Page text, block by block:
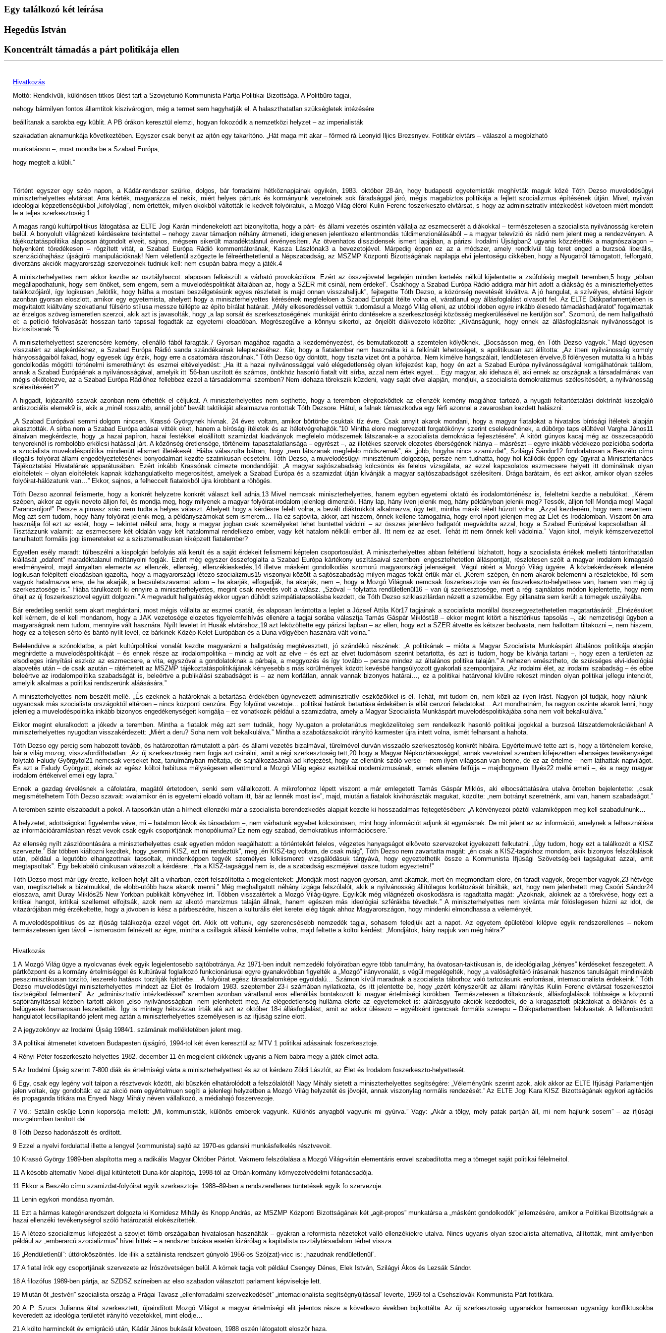
Egy találkozó két leírása
Hegedûs István
Koncentrált támadás a párt politikája ellen
Hivatkozás
Mottó: Rendkívüli, különösen titkos ülést tart a Szovjetunió Kommunista Pártja Politikai Bizottsága. A Politbüro tagjai,
nehogy bármilyen fontos államtitok kiszivárogjon, még a termet sem hagyhatják el. A halaszthatatlan szükségletek intézésére
beállítanak a sarokba egy küblit. A PB órákon keresztül elemzi, hogyan fokozódik a nemzetközi helyzet – az imperialisták
szakadatlan aknamunkája következtében. Egyszer csak benyit az ajtón egy takarítóno. „Hát maga mit akar – förmed rá Leonyid Iljics Brezsnyev. Fotitkár elvtárs – válaszol a megbízható
munkatársno –, most mondta be a Szabad Európa,
hogy megtelt a kübli.”
Történt egyszer egy szép napon, a Kádár-rendszer szürke, dolgos, bár forradalmi hétköznapjainak egyikén, 1983. október 28-án, hogy budapesti egyetemisták meghívták maguk közé Tóth Dezso muvelodésügyi
miniszterhelyettes elvtársat. Arra kérték, magyarázza el nekik, miért helyes pártunk és kormányunk vezetoinek sok fáradsággal járó, mégis magabiztos politikája a fejlett szocializmus építésének útján. Mivel, nyilván
ideológiai képzetlenségükbol „kifolyólag”, nem értették, milyen okokból váltották le kedvelt folyóiratuk, a Mozgó Világ élérol Kulin Ferenc foszerkeszto elvtársat, s hogy az adminisztratív intézkedést követoen miért mondott
le a teljes szerkesztoség.1
A magas rangú kultúrpolitikus látogatása az ELTE Jogi Karán mindenekelott azt bizonyította, hogy a párt- és állami vezetés oszintén vállalja az eszmecserét a diákokkal – természetesen a szocialista nyilvánosság keretein
belül. A bonyolult világnézeti kérdésekre tekintettel – nehogy zavar támadjon néhány átmeneti, ideiglenesen jelentkezo ellentmondás túldimenzionálásából – a magyar televízió és rádió nem jelent meg a rendezvényen. A
tájékoztatáspolitika alaposan átgondolt elveit, sajnos, mégsem sikerült maradéktalanul érvényesíteni. Az ötvenhatos disszidensek ismert lapjában, a párizsi Irodalmi Újságban2 ugyanis közzétették a magnószalagon –
helyenként töredékesen – rögzített vitát, a Szabad Európa Rádió kommentátorának, Kasza Lászlónak3 a bevezetojével. Márpedig éppen ez az a módszer, amely rendkívül tág teret enged a burzsoá liberális,
szenzációhajhász újságírói manipulációknak! Nem véletlenül szögezte le félreérthetetlenül a Népszabadság, az MSZMP Központi Bizottságának napilapja elvi jelentoségu cikkében, hogy a Nyugatról támogatott, felforgató,
diverzáns akciók magyarországi szervezoinek tudniuk kell: nem csupán babra megy a játék.4
A miniszterhelyettes nem akkor kezdte az osztályharcot: alaposan felkészült a várható provokációkra. Ezért az összejövetel legelején minden kertelés nélkül kijelentette a zsúfolásig megtelt teremben,5 hogy „abban
megállapodhatunk, hogy sem önöket, sem engem, sem a muvelodéspolitikát általában az, hogy a SZER mit csinál, nem érdekel”. Csakhogy a Szabad Európa Rádió addigra már hírt adott a diákság és a miniszterhelyettes
találkozójáról, így logikusan „felötlik, hogy hátha a mostani beszélgetésünk egyes részleteit is majd onnan visszahalljuk”, fejtegette Tóth Dezso, a közönség nevetését kiváltva. A jó hangulat, a szívélyes, elvtársi légkör
azonban gyorsan eloszlott, amikor egy egyetemista, ahelyett hogy a miniszterhelyettes kérésének megfeleloen a Szabad Európát ítélte volna el, váratlanul egy állásfoglalást olvasott fel. Az ELTE Diákparlamentjében is
megvitatott kiáltvány szokatlanul fülsérto stílusa messze túllépte az építo bírálat határait. „Mély elkeseredéssel vettük tudomásul a Mozgó Világ elleni, az utóbbi idoben egyre inkább élesedo támadáshadjáratot” fogalmaztak
az érzelgos szöveg ismeretlen szerzoi, akik azt is javasolták, hogy „a lap sorsát és szerkesztoségének munkáját érinto döntésekre a szerkesztoségi közösség megkerülésével ne kerüljön sor”. Szomorú, de nem hallgatható
el: a petíció felolvasását hosszan tartó tapssal fogadták az egyetemi eloadóban. Megrészegülve a könnyu sikertol, az önjelölt diákvezeto közölte: „Kívánságunk, hogy ennek az állásfoglalásnak nyilvánosságot is
biztosítsanak.”6
A miniszterhelyettest szerencsére kemény, ellenálló fából faragták.7 Gyorsan magához ragadta a kezdeményezést, és bemutatkozott a szemtelen kölyöknek. „Bocsásson meg, én Tóth Dezso vagyok.” Majd ügyesen
visszatért az alapkérdéshez, a Szabad Európa Rádió sanda szándékainak leleplezéséhez. Kár, hogy a fiatalember nem használta ki a felkínált lehetoséget, s apolitikusan azt állította: „Az itteni nyilvánosság komoly
hiányosságaiból fakad, hogy egyesek úgy érzik, hogy erre a csatornára rászorulnak.” Tóth Dezso úgy döntött, hogy tiszta vizet önt a pohárba. Nem kímélve hangszálait, lendületesen érvelve,8 fölényesen mutatta ki a hibás
gondolkodás mögötti történelmi ismerethiányt és eszmei eltévelyedést: „Ha itt a hazai nyilvánossággal való elégedetlenség olyan kifejezést kap, hogy én azt a Szabad Európa nyilvánosságával korrigálhatónak találom,
annak a Szabad Európáénak a nyilvánosságával, amelyik itt ’56-ban uszított és számos, önökhöz hasonló fiatalt vitt sírba, azzal nem értek egyet… Egy magyar, aki idehaza él, aki ennek az országnak a társadalmának van
mégis elkötelezve, az a Szabad Európa Rádióhoz fellebbez ezzel a társadalommal szemben? Nem idehaza törekszik küzdeni, vagy saját elvei alapján, mondjuk, a szocialista demokratizmus szélesítéséért, a nyilvánosság
szélesítéséért?”
A higgadt, kijózanító szavak azonban nem érhették el céljukat. A miniszterhelyettes nem sejthette, hogy a teremben elrejtozködtek az ellenzék kemény magjához tartozó, a nyugati feltartóztatási doktrínát kiszolgáló
antiszociális elemek9 is, akik a „minél rosszabb, annál jobb” bevált taktikáját alkalmazva rontottak Tóth Dezsore. Hátul, a falnak támaszkodva egy férfi azonnal a zavarosban kezdett halászni:
„A Szabad Európával semmi dolgom nincsen. Krassó Györgynek hívnak. 24 éves voltam, amikor börtönbe csuktak tíz évre. Csak annyit akarok mondani, hogy a magyar fiatalokat a hivatalos bírósági ítéletek alapján
akasztották. A sírba nem a Szabad Európa adásai vitték oket, hanem a bírósági ítéletek és az ítéletvégrehajtók.”10 Mintha elore megtervezett forgatókönyv szerint cselekednének, a dübörgo taps elültével Vargha János11
álnaivan megkérdezte, hogy „a hazai papíron, hazai festékkel eloállított szamizdat kiadványok megfelelo módszernek látszanak-e a szocialista demokrácia fejlesztésére”. A kitört gúnyos kacaj még az összecsapódó
tenyereknél is rombolóbb erkölcsi hatással járt. A közönség éretlensége, történelmi tapasztalatlansága – egyrészt –, az illetékes szervek elozetes éberségének hiánya – másrészt – egyre inkább védekezo pozícióba sodorta
a szocialista muvelodéspolitika mindenütt elismert illetékesét. Hiába válaszolta bátran, hogy „nem látszanak megfelelo módszernek”, és „jobb, hogyha nincs szamizdat”, Szilágyi Sándor12 fondorlatosan a Beszélo címu
illegális folyóirat állami engedélyeztetésének bonyodalmait kezdte szatirikusan ecsetelni. Tóth Dezso, a muvelodésügyi minisztérium dolgozója, persze nem tudhatta, hogy hol kallódik éppen egy ügyirat a Minisztertanács
Tájékoztatási Hivatalának apparátusában. Ezért inkább Krassónak címezte mondandóját: „A magyar sajtószabadság kölcsönös és felelos vizsgálata, az ezzel kapcsolatos eszmecsere helyett itt dominálnak olyan
eloítéletek – olyan eloítéletek kapnak közhangulatkelto megerosítést, amelyek a Szabad Európa és a szamizdat útján kívánják a magyar sajtószabadságot szélesíteni. Drága barátaim, és ezt akkor, amikor olyan széles
folyóirat-hálózatunk van…” Ekkor, sajnos, a felheccelt fiatalokból újra kirobbant a röhögés.
Tóth Dezso azonnal felismerte, hogy a konkrét helyzetre konkrét választ kell adnia.13 Mivel nemcsak miniszterhelyettes, hanem egyben egyetemi oktató és irodalomtörténész is, feleltetni kezdte a nebulókat. „Kérem
szépen, akkor az egyik neveto álljon fel, és mondja meg, hogy milyenek a magyar folyóirat-irodalom jelenlegi dimenziói. Hány lap, hány íven jelenik meg, hány példányban jelenik meg? Tessék, álljon fel! Mondja meg! Maga!
Parancsoljon!” Persze a pimasz srác nem tudta a helyes választ. Ahelyett hogy a kérdésre felelt volna, a bevált diáktrükköt alkalmazva, úgy tett, mintha másik tételt húzott volna. „Azzal kezdeném, hogy nem nevettem.
Meg azt sem tudom, hogy hány folyóirat jelenik meg, a példányszámokat sem ismerem… Ha ez sajtóvita, akkor, azt hiszem, önnek kellene támogatnia, hogy errol riport jelenjen meg az Élet és Irodalomban. Viszont ön arra
használja föl ezt az estét, hogy – tekintet nélkül arra, hogy a magyar jogban csak személyeket lehet buntettel vádolni – az összes jelenlévo hallgatót megvádolta azzal, hogy a Szabad Európával kapcsolatban áll…
Tisztázzunk valamit: az eszmecsere két oldalán vagy két hatalommal rendelkezo ember, vagy két hatalom nélküli ember áll. Itt nem ez az eset. Tehát itt nem önnek kell vádolnia.” Vajon kitol, melyik kémszervezettol
tanulhatott formális jogi ismereteket ez a szisztematikusan kiképzett fiatalember?
Egyetlen esély maradt: túlbeszélni a kispolgári befolyás alá került és a saját érdekeit felismerni képtelen csoportosulást. A miniszterhelyettes abban feltétlenül bízhatott, hogy a szocialista értékek melletti tántoríthatatlan
kiállását „odafent” maradéktalanul méltányolni fogják. Ezért még egyszer összefoglalta a Szabad Európa kártékony uszításaival szembeni engesztelhetetlen álláspontját, részletesen szólt a magyar irodalom kimagasló
eredményeirol, majd árnyaltan elemezte az ellenzék, ellenség, ellenzékieskedés,14 illetve másként gondolkodás szomorú magyarországi jelenségeit. Végül rátért a Mozgó Világ ügyére. A közbekérdezések ellenére
logikusan felépített eloadásban igazolta, hogy a magyarországi létezo szocializmus15 viszonyai között a sajtószabadság milyen magas fokát értük már el. „Kérem szépen, én nem akarok belemenni a részletekbe, föl sem
vagyok hatalmazva erre, de ha akarják, a becsületszavamat adom – ha akarják, elfogadják, ha akarják, nem –, hogy a Mozgó Világnak nemcsak foszerkesztoje van és foszerkeszto-helyettese van, hanem van még új
szerkesztosége is.” Hiába tárulkozott ki ennyire a miniszterhelyettes, megint csak nevetés volt a válasz. „Szóval – folytatta rendületlenül16 – van új szerkesztosége, mert a régi sajnálatos módon kijelentette, hogy nem
óhajt az új foszerkesztovel együtt dolgozni.” A megvadult hallgatóság ekkor ugyan dühödt szimpátiatapsolásba kezdett, de Tóth Dezso sziklaszilárdan nézett a szemükbe. Egy pillanatra sem került a tömegek uszályába.
Bár eredetileg senkit sem akart megbántani, most mégis vállalta az eszmei csatát, és alaposan lerántotta a leplet a József Attila Kör17 tagjainak a szocialista morállal összeegyeztethetetlen magatartásáról: „Elnézésüket
kell kérnem, de el kell mondanom, hogy a JAK vezetosége elozetes figyelemfelhívás ellenére a tagjai sorába választja Tamás Gáspár Miklóst18 – ekkor megint kitört a hisztérikus tapsolás –, aki nemzetiségi ügyben a
magyarságnak nem tudom, mennyire vált hasznára. Nyílt levelet írt Husák elvtárshoz,19 azt leközöltette egy párizsi lapban – az ellen, hogy ezt a SZER átvette és kétszer beolvasta, nem hallottam tiltakozni –, nem hiszem,
hogy ez a teljesen sérto és bántó nyílt levél, ez bárkinek Közép-Kelet-Európában és a Duna völgyében hasznára vált volna.”
Belelendülve a szónoklatba, a párt kultúrpolitikai vonalát kezdte magyarázni a hallgatóság megtévesztett, jó szándékú részének: „A politikának – mióta a Magyar Szocialista Munkáspárt általános politikája alapján
meghirdette a muvelodéspolitikáját – és ennek része az irodalompolitika – mindig az volt az elve – és ezt az elvet tudomásom szerint betartotta, és azt is tudom, hogy be kívánja tartani –, hogy ezen a területen az
elsodleges irányítási eszköz az eszmecsere, a vita, egyszóval a gondolatoknak a párbaja, a meggyozés és így tovább – persze mindez az általános politika talaján.” A nehezen emésztheto, de szükséges elvi-ideológiai
alapvetés után – de csak azután – rátérhetett az MSZMP tájékoztatáspolitikájának kényesebb s más körülmények között kevésbé hangsúlyozott gyakorlati szempontjaira. „Az irodalmi élet, az irodalmi szabadság – és ebbe
beleértve az irodalompolitika szabadságát is, beleértve a publikálási szabadságot is – az nem korlátlan, annak vannak bizonyos határai…, ez a politikai határvonal kívülre rekeszt minden olyan politikai jellegu intenciót,
amelyik alkalmas a politikai rendszerünk aláásására.”
A miniszterhelyettes nem beszélt mellé. „És ezeknek a határoknak a betartása érdekében úgynevezett adminisztratív eszközökkel is él. Tehát, mit tudom én, nem közli az ilyen írást. Nagyon jól tudják, hogy nálunk –
ugyancsak más szocialista országoktól eltéroen – nincs központi cenzúra. Egy folyóirat vezetoje… politikai határok betartása érdekében is ellát cenzori feladatokat… Azt mondhatnám, ha nagyon oszinte akarok lenni, hogy
jelenleg a muvelodéspolitika inkább bizonyos engedékenységeit korrigálja – ez vonatkozik például a szamizdatra, amely a Magyar Szocialista Munkáspárt muvelodéspolitikájába soha nem volt bekalkulálva.”
Ekkor megint eluralkodott a jókedv a teremben. Mintha a fiatalok még azt sem tudnák, hogy Nyugaton a proletariátus megközelítoleg sem rendelkezik hasonló politikai jogokkal a burzsoá látszatdemokráciákban! A
miniszterhelyettes nyugodtan visszakérdezett: „Miért a deru? Soha nem volt bekalkulálva.” Mintha a szabotázsakciót irányító karmester újra intett volna, ismét felharsant a hahota.
Tóth Dezso egy percig sem habozott tovább, és határozottan rámutatott a párt- és állami vezetés bizalmával, türelmével durván visszaélo szerkesztoség konkrét hibáira. Egyértelmuvé tette azt is, hogy a történelem kereke,
bár a világ mozog, visszafordíthatatlan: „Az új szerkesztoség nem fogja azt csinálni, amit a régi szerkesztoség tett,20 hogy a Magyar Népköztársasággal, annak vezetoivel szemben kifejezetten ellenséges tevékenységet
folytató Faludy Györgytol21 nemcsak verseket hoz, tanulmányban méltatja, de sajnálkozásának ad kifejezést, hogy az ellenünk szóló versei – nem ilyen világosan van benne, de ez az értelme – nem láthattak napvilágot.
És azt a Faludy Györgyöt, akinek az egész költoi habitusa mélységesen ellentmond a Mozgó Világ egész esztétikai modernizmusának, ennek ellenére felfújja – majdhogynem Illyés22 mellé emeli –, és a nagy magyar
irodalom értékeivel emeli egy lapra.”
Ennek a gazdag érvelésnek a cáfolatára, magától értetodoen, senki sem vállalkozott. A mikrofonhoz lépett viszont a már emlegetett Tamás Gáspár Miklós, aki elbocsáttatására utalva öntelten bejelentette: „csak
megismételhetem Tóth Dezso szavait: »valamikor én is egyetemi eloadó voltam itt, bár az lennék most is«”, majd, miután a fiatalok kivihorászták magukat, közölte: „nem botrányt szeretnénk, ami van, hanem szabadságot.”
A teremben szinte elszabadult a pokol. A tapsorkán után a hírhedt ellenzéki már a szocialista berendezkedés alapjait kezdte ki hosszadalmas fejtegetésében: „A kérvényezoi póztól valamiképpen meg kell szabadulnunk…
A helyzetet, adottságokat figyelembe véve, mi – hatalmon lévok és társadalom –, nem várhatunk egyebet kölcsönösen, mint hogy információt adjunk át egymásnak. De mit jelent az az információ, amelynek a felhasználása
az információáramlásban részt vevok csak egyik csoportjának monopóliuma? Ez nem egy szabad, demokratikus információcsere.”
Az ellenség nyílt zászlóbontására a miniszterhelyettes csak egyetlen módon reagálhatott: a történtekért felelos, végzetes hanyagságot elköveto szervezoket igyekezett felkutatni. „Úgy tudom, hogy ezt a találkozót a KISZ
szervezte.” Bár többen kiáltozni kezdtek, hogy „semmi KISZ, ezt mi rendeztük”, meg „én KISZ-tag voltam, de csak máig”, Tóth Dezso nem zavartatta magát: „én csak a KISZ-tagokhoz mondom, akik bizonyos felszólalások
után, például a legutóbb elhangzottnak tapsoltak, mindenképpen tegyék személyes lelkiismereti vizsgálódásuk tárgyává, hogy egyeztethetik össze a Kommunista Ifjúsági Szövetség-beli tagságukat azzal, amit
megtapsoltak”. Egy bekiabáló cinikusan válaszolt a kérdésre: „Ha a KISZ-tagsággal nem is, de a szabadság eszméjével össze tudom egyeztetni!”
Tóth Dezso most már úgy érezte, kelloen helyt állt a viharban, ezért felszólította a megjelenteket: „Mondják most nagyon gyorsan, amit akarnak, mert én megmondtam elore, én fáradt vagyok, öregember vagyok,23 hétvége
van, megtiszteltek a bizalmukkal, de elobb-utóbb haza akarok menni.” Még meghallgatott néhány izgága felszólalót, akik a nyilvánosság állítólagos korlátozását bírálták, azt, hogy nem jelenhetett meg Csoóri Sándor24
eloszava, amit Duray Miklós25 New Yorkban publikált könyvéhez írt. Többen visszatértek a Mozgó Világ-ügyre. Egyikük még világnézeti okoskodásra is ragadtatta magát: „Azoknak, akiknek az a törekvése, hogy ezt a
kritikai hangot, kritikai szellemet elfojtsák, azok nem az alkotó marxizmus talaján állnak, hanem egészen más ideológiai szférákba tévedtek.” A miniszterhelyettes nem kívánta már fölöslegesen húzni az idot, de
vitazárójában még érzékeltette, hogy a jövoben is kész a párbeszédre, hiszen a kulturális élet keretei elég tágak ahhoz Magyarországon, hogy mindenki elmondhassa a véleményét.
A muvelodéspolitikus és az ifjúság találkozója ezzel véget ért. Akik ott voltunk, egy szerencsésebb nemzedék tagjai, sohasem feledjük azt a napot. Az egyetem épületébol kilépve egyik rendszerellenes – nekem
természetesen igen távoli – ismerosöm felnézett az égre, mintha a csillagok állását kémlelte volna, majd feltette a költoi kérdést: „Mondjátok, hány napjuk van még hátra?”
Hivatkozás
1 A Mozgó Világ ügye a nyolcvanas évek egyik legjelentosebb sajtóbotránya. Az 1971-ben indult nemzedéki folyóiratban egyre több tanulmány, ha óvatosan-taktikusan is, de ideológiailag „kényes” kérdéseket feszegetett. A
pártközpont és a kormány értelmiséggel és kultúrával foglalkozó funkcionáriusai egyre gyanakvóbban figyelték a „Mozgó” irányvonalát, s végül megelégelték, hogy „a valóságfeltáró írásainak hasznos tanulságait mindinkább
pesszimisztikusan torzító, leszerelo hatások torzítják háttérbe… A folyóirat egész társadalomképe egyoldalú… Számon kívül maradnak a szocialista táborhoz való tartozásunk eroforrásai, internacionalista érdekeink.” Tóth
Dezso muvelodésügyi miniszterhelyettes mindezt az Élet és Irodalom 1983. szeptember 23-i számában nyilatkozta, és itt jelentette be, hogy „ezért kényszerült az állami irányítás Kulin Ferenc elvtársat foszerkesztoi
tisztségébol felmenteni”. Az „adminisztratív intézkedéssel” szemben azonban váratlanul eros ellenállás bontakozott ki magyar értelmiségi körökben. Természetesen a tiltakozások, állásfoglalások többsége a központi
sajtóirányítással kézben tartott akkori „elso nyilvánosságban” nem jelenhetett meg. Az elégedetlenség hulláma elérte az egyetemeket is: aláírásgyujto akciók kezdodtek, de a kiragasztott plakátokat a dékánok és a
belügyesek hamarosan leszedették. Így is mintegy hétszázan írták alá azt az október 18-i állásfoglalást, amit az akkor ülésezo – egyébként igencsak formális szerepu – Diákparlamentben felolvastak. A felforrósodott
hangulatot lecsillapítandó jelent meg aztán a miniszterhelyettes személyesen is az ifjúság színe elott.
2 A jegyzokönyv az Irodalmi Újság 1984/1. számának mellékletében jelent meg.
3 A politikai átmenetet követoen Budapesten újságíró, 1994-tol két éven keresztül az MTV 1 politikai adásainak foszerkesztoje.
4 Rényi Péter foszerkeszto-helyettes 1982. december 11-én megjelent cikkének ugyanis a Nem babra megy a játék címet adta.
5 Az Irodalmi Újság szerint 7-800 diák és értelmiségi várta a miniszterhelyettest és az ot kérdezo Zöldi Lászlót, az Élet és Irodalom foszerkeszto-helyettesét.
6 Egy, csak egy legény volt talpon a résztvevok között, aki büszkén elhatárolódott a felszólalótól! Nagy Mihály sietett a miniszterhelyettes segítségére: „Véleményünk szerint azok, akik akkor az ELTE Ifjúsági Parlamentjén
jelen voltak, úgy gondolták: ez az akció nem egyértelmuen segíti a jelenlegi helyzetben a Mozgó Világ helyzetét és jövojét, annak viszonylag normális rendezését.” Az ELTE Jogi Kara KISZ Bizottságának egykori agitációs
és propaganda titkára ma Enyedi Nagy Mihály néven vállalkozó, a médiahajó foszervezoje.
7 Vö.: Sztálin esküje Lenin koporsója mellett: „Mi, kommunisták, különös emberek vagyunk. Különös anyagból vagyunk mi gyúrva.” Vagy: „Akár a tölgy, mely patak partján áll, mi nem hajlunk sosem” – az ifjúsági
mozgalomban tanított dal.
8 Tóth Dezso hadonászott és ordított.
9 Ezzel a nyelvi fordulattal illette a lengyel (kommunista) sajtó az 1970-es gdanski munkásfelkelés résztvevoit.
10 Krassó György 1989-ben alapította meg a radikális Magyar Október Pártot. Vakmero felszólalása a Mozgó Világ-vitán elementáris erovel szabadította meg a tömeget saját politikai félelmeitol.
11 A késobb alternatív Nobel-díjjal kitüntetett Duna-kör alapítója, 1998-tól az Orbán-kormány környezetvédelmi fotanácsadója.
11 Ekkor a Beszélo címu szamizdat-folyóirat egyik szerkesztoje. 1988–89-ben a rendszerellenes tüntetések egyik fo szervezoje.
11 Lenin egykori mondása nyomán.
11 Ezt a hármas kategóriarendszert dolgozta ki Kornidesz Mihály és Knopp András, az MSZMP Központi Bizottságának két „agit-propos” munkatársa a „másként gondolkodók” jellemzésére, amikor a Politikai Bizottságnak a
hazai ellenzéki tevékenységrol szóló határozatát elokészítették.
15 A létezo szocializmus kifejezést a szovjet tömb országaiban hivatalosan használták – gyakran a reformista nézeteket valló ellenzékiekre utalva. Nincs ugyanis olyan szocialista alternatíva, állították, mint amilyenben
például az „emberarcú szocializmus” hívei hittek – a rendszer bukása esetén kizárólag a kapitalista osztálytársadalom térhet vissza.
16 „Rendületlenül”: úttöroköszöntés. Ide illik a sztálinista rendszert gúnyoló 1956-os Szó(zat)-vicc is: „hazudnak rendületlenül”.
17 A fiatal írók egy csoportjának szervezete az Írószövetségen belül. A körnek tagja volt például Csengey Dénes, Elek István, Szilágyi Ákos és Lezsák Sándor.
18 A filozófus 1989-ben pártja, az SZDSZ színeiben az elso szabadon választott parlament képviseloje lett.
19 Miután öt „testvéri” szocialista ország a Prágai Tavasz „ellenforradalmi szervezkedését” „internacionalista segítségnyújtással” leverte, 1969-tol a Csehszlovák Kommunista Párt fotitkára.
20 A P. Szucs Julianna által szerkesztett, újraindított Mozgó Világot a magyar értelmiségi elit jelentos része a következo években bojkottálta. Az új szerkesztoség ugyanakkor hamarosan ugyanúgy konfliktusokba
keveredett az ideológia területét irányító vezetokkel, mint elodje…
21 A költo harminckét év emigráció után, Kádár János bukását követoen, 1988 oszén látogatott eloször haza.